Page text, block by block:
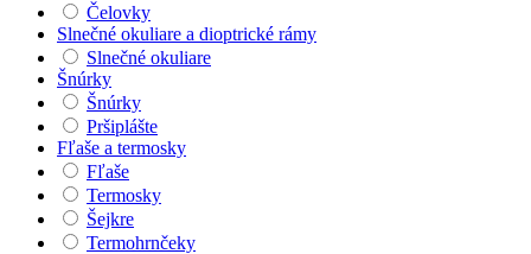
Čelovky
Slnečné okuliare a dioptrické rámy
Slnečné okuliare
Šnúrky
Šnúrky
Pršiplášte
Fľaše a termosky
Fľaše
Termosky
Šejkre
Termohrnčeky